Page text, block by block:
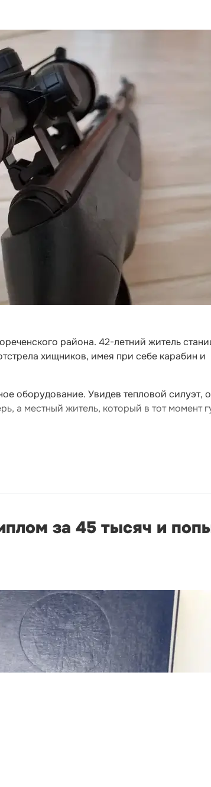
района. 42-летний житель
хищников, имея при себе карабин и
оборудование. Увидев тепловой силуэт,
а местный житель, который в тот момент
за 45 тысяч и